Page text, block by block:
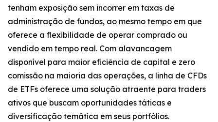
tenham exposição sem incorrer em taxas de
administração de fundos, ao mesmo tempo em que
oferece a flexibilidade de operar comprado ou
vendido em tempo real. Com alavancagem
disponível para maior eficiência de capital e zero
comissão na maioria das operações, a linha de CFDs
de ETFs oferece uma solução atraente para traders
ativos que buscam oportunidades táticas e
diversificação temática em seus portfólios.